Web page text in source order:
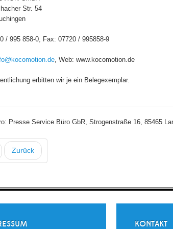
Str. 54
Dauchingen
/ 995 858-0, Fax: 07720 /
, Web: www.kocomotion.de
erbitten wir je ein Belegexemplar.
Presse Service Büro GbR, Strogenstraße 16, 85465
Zurück
KONTAKT